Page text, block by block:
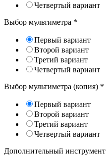
Четвертый вариант
Выбор мультиметра *
Первый вариант
Второй вариант
Третий вариант
Четвертый вариант
Выбор мультиметра (копия) *
Первый вариант
Второй вариант
Третий вариант
Четвертый вариант
Дополнительный инструмент